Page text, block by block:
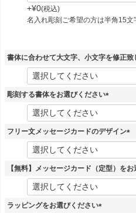
+¥0 税込
名入れ彫刻ご希望の方は半角15文
書体に合わせて大文字、小文字を修正致
彫刻する書体をお選びください
(
須
フリー文メッセージカードのデザイン
(
須
【無料】メッセージカード（定型）を
ラッピングをお選びください